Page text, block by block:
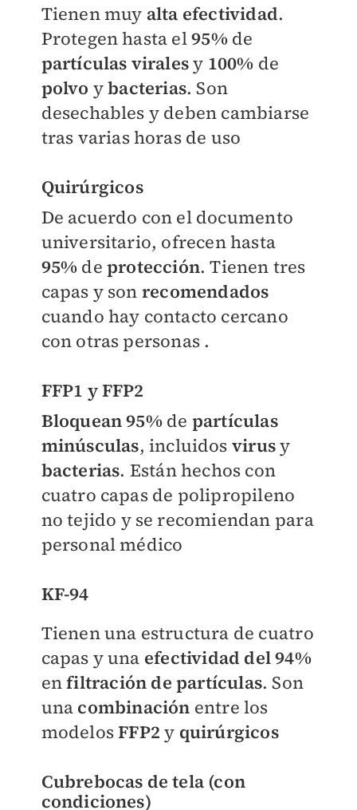
Tienen muy alta efectividad.
Protegen hasta el95%de
partículas viralesy 100% de
polvo ybacterias. Son
desechables y deben cambiarse
tras varias horas de uso
Quirúrgicos
De acuerdo con el documento
universitario, ofrecen hasta
95% de protección. Tienen tres
capas y son recomendados
cuando hay contacto cercano
con otras personas .
FFP1 y FFP2
Bloquean 95%de partículas
minúsculas, incluidos virusy
bacterias. Están hechos con
cuatro capas de polipropileno
no tejido y se recomiendan para
personal médico
KF-94
Tienen una estructura de cuatro
capas y una efectividad del 94%
enfiltración de partículas. Son
una combinación entre los
modelosFFP2y quirúrgicos
Cubrebocas de tela (con
condiciones)